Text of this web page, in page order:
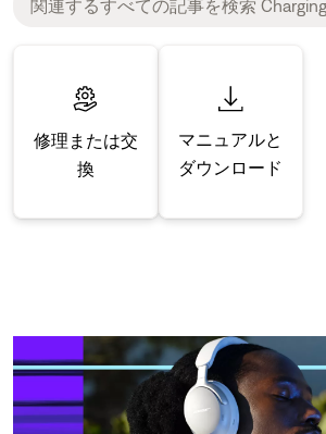
修理または交
換
マニュアルと
ダウンロード